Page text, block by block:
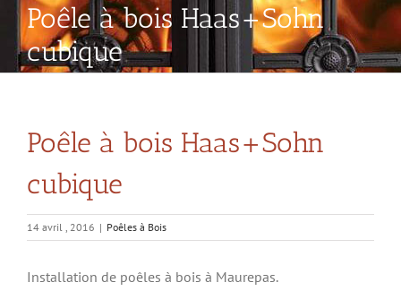
Poêle à bois Haas+Sohn
cubique
Poêle à bois Haas+Sohn
cubique
14 avril , 2016 | Poêles à Bois
Installation de poêles à bois à Maurepas.